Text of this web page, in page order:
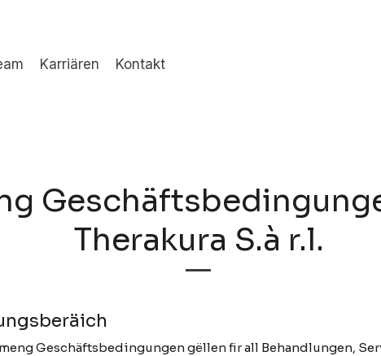
Karriären Kontakt
Therakura S.à r.l.
Geschäftsbedingungen gëllen fir all Behandlungen,